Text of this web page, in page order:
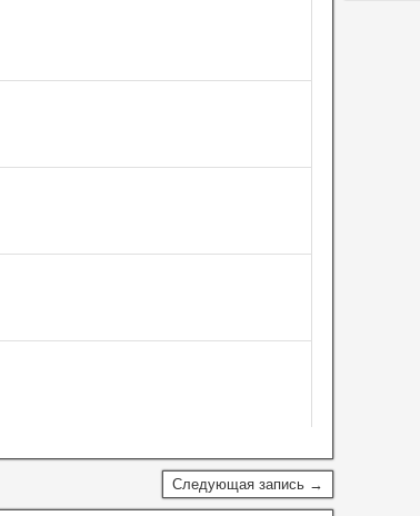
Следующая запись →